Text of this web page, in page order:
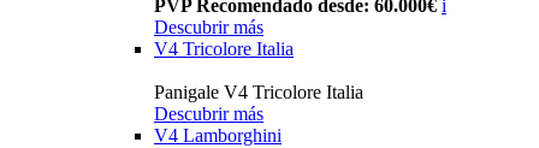
PVP Recomendado desde: 60.000€ i
Descubrir más
V4 Tricolore Italia
Panigale V4 Tricolore Italia
Descubrir más
V4 Lamborghini